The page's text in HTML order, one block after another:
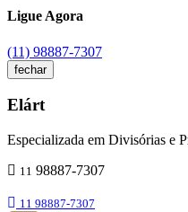
Ligue Agora
(11) 98887-7307
fechar
Elárt
Especializada em Divisórias e
11 98887-7307
11 98887-7307